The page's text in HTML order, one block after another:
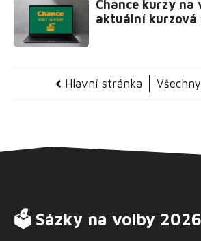
Chance kurzy na
aktuální kurzová
Hlavní stránka
🗳 Sázky na volby 2026